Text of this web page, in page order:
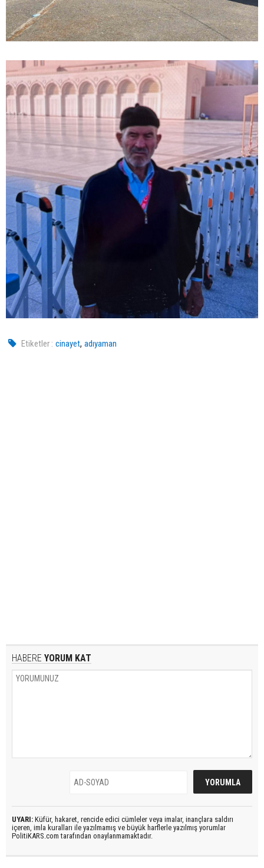
Etiketler : cinayet,adıyaman
HABERE YORUM KAT
UYARI: Küfür, hakaret, rencide edici cümleler veya imalar, inançlara saldırı
içeren, imla kuralları ile yazılmamış ve büyük harflerle yazılmış yorumlar
PolitiKARS.com tarafından onaylanmamaktadır.